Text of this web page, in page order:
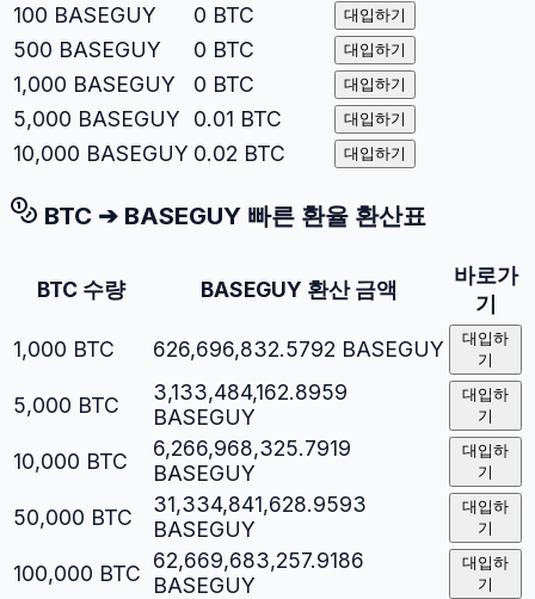
100 BASEGUY 0 BTC 대입하기
500 BASEGUY 0 BTC 대입하기
1,000 BASEGUY 0 BTC 대입하기
5,000 BASEGUY 0.01 BTC 대입하기
10,000 BASEGUY 0.02 BTC 대입하기
BTC ➔ BASEGUY 빠른 환율 환산표
BTC수량 BASEGUY 환산 금액
바로가
기
1,000 BTC 626,696,832.5792 BASEGUY
대입하
기
5,000 BTC
3,133,484,162.8959
BASEGUY
대입하
기
10,000 BTC
6,266,968,325.7919
BASEGUY
대입하
기
50,000 BTC
31,334,841,628.9593
BASEGUY
대입하
기
100,000 BTC
62,669,683,257.9186
BASEGUY
대입하
기